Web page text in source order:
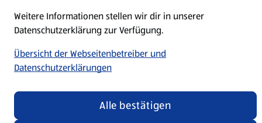
Weitere Informationen stellen wir dir in unserer
Datenschutzerklärung zur Verfügung.
Übersicht der Webseitenbetreiber und
Datenschutzerklärungen
Alle bestätigen